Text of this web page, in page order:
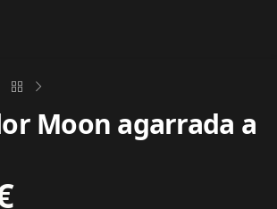
Moon agarrada a